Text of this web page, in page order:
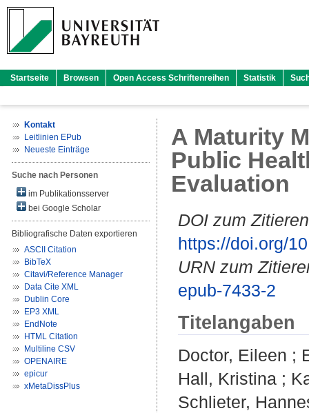
Startseite Browsen Open Access Schriftenreihen Statistik
Kontakt
Leitlinien EPub
Neueste Einträge
Suche nach Personen
im Publikationsserver
bei Google Scholar
Bibliografische Daten exportieren
ASCII Citation
BibTeX
Citavi/Reference Manager
Data Cite XML
Dublin Core
EP3 XML
EndNote
HTML Citation
Multiline CSV
OPENAIRE
epicur
xMetaDissPlus
A Maturity
Public
Evaluation
DOI zum
https://doi.org/
URN zum
epub-7433-2
Titelangaben
Doctor, Eileen ;
Hall, Kristina ;
Schlieter,